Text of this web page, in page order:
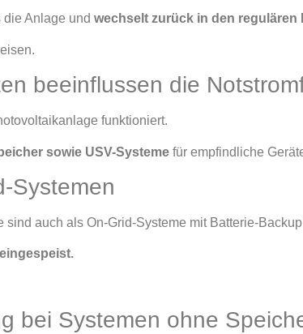
Anlage und wechselt zurück in den regulären
beeinflussen die
funktioniert.
sowie USV-Systeme für empfindliche
Systemen
auch als On-Grid-Systeme mit Batterie-
bei Systemen ohne